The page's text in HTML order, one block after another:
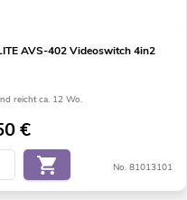
AVS-402 Videoswitch 4in2
reicht ca. 12 Wo.
€
No. 81013101